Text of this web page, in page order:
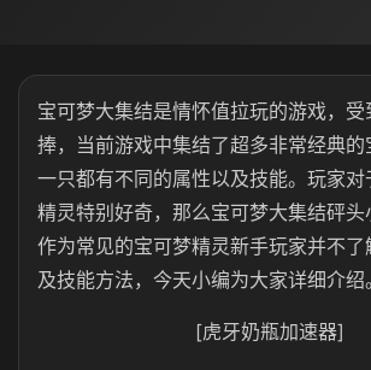
宝可梦大集结是情怀值拉玩的游戏，
捧，当前游戏中集结了超多非常经典
一只都有不同的属性以及技能。玩家
精灵特别好奇，那么宝可梦大集结砰头
作为常见的宝可梦精灵新手玩家并不
及技能方法，今天小编为大家详细介绍。
[虎牙奶瓶加速器]